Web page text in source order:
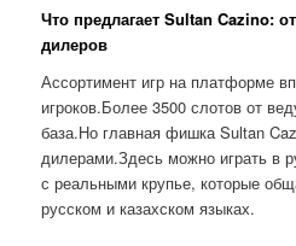
Что предлагает Sultan Cazino:
дилеров
Ассортимент игр на платформе
игроков.Более 3500 слотов от
база.Но главная фишка Sultan
дилерами.Здесь можно играть в
с реальными крупье, которые
русском и казахском языках.